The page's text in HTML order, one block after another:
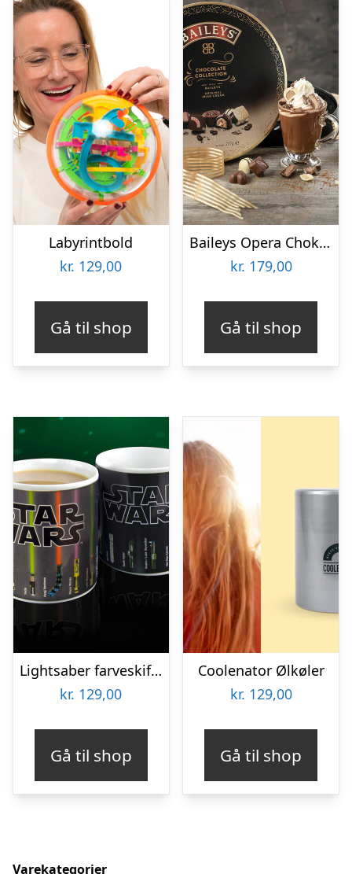
Labyrintbold
kr. 129,00
Gå til shop
Baileys Opera Chokoladeæske
kr. 179,00
Gå til shop
Lightsaber farveskiftende krus
kr. 129,00
Gå til shop
Coolenator Ølkøler
kr. 129,00
Gå til shop
Varekategorier